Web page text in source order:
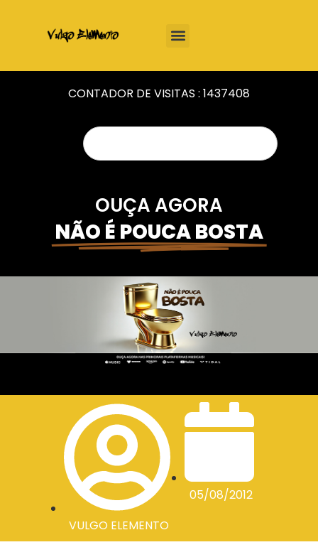
CONTADOR DE VISITAS : 1437408
OUÇA AGORA
NÃO É POUCA BOSTA
VULGO ELEMENTO
05/08/2012